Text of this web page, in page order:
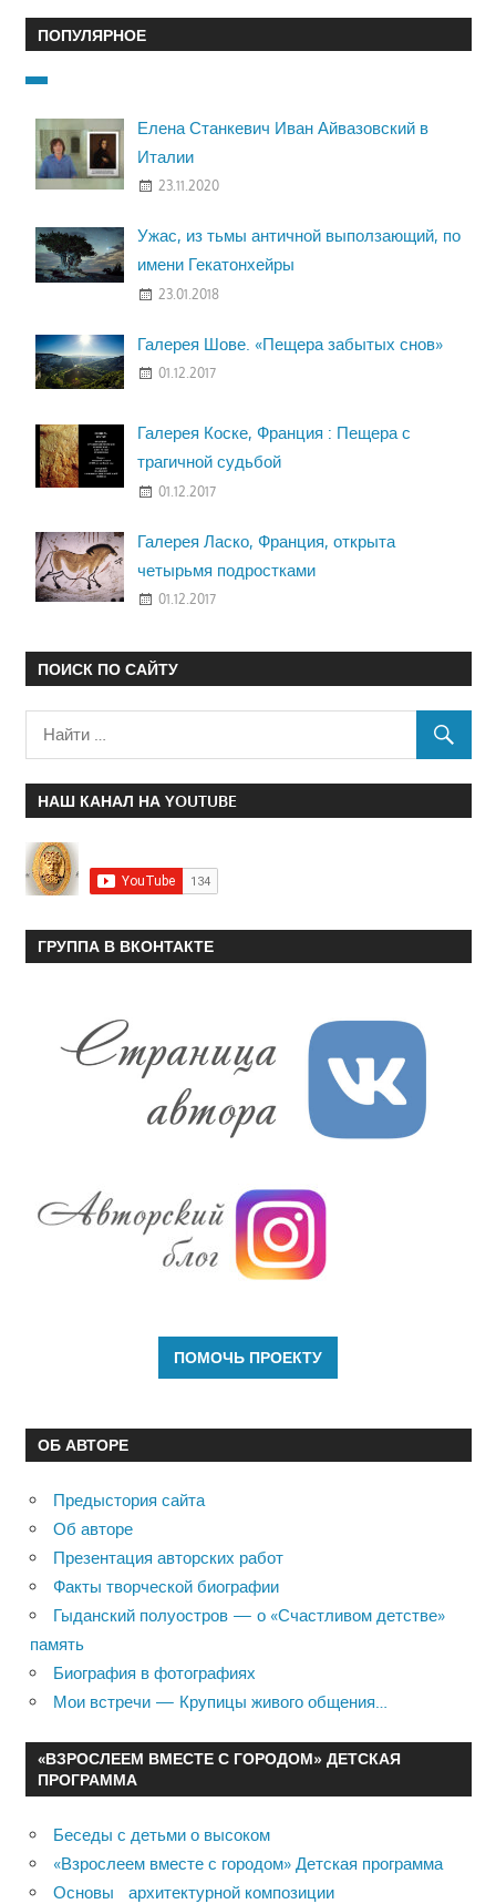
ПОПУЛЯРНОЕ
Елена Станкевич Иван Айвазовский в
Италии
23.11.2020
Ужас, из тьмы античной выползающий, по
имени Гекатонхейры
23.01.2018
Галерея Шове. «Пещера забытых снов»
01.12.2017
Галерея Коске, Франция : Пещера с
трагичной судьбой
01.12.2017
Галерея Ласко, Франция, открыта
четырьмя подростками
01.12.2017
ПОИСК ПО САЙТУ
НАШ КАНАЛ НА YOUTUBE
ГРУППА В ВКОНТАКТЕ
ОБ АВТОРЕ
Предыстория сайта
Об авторе
Презентация авторских работ
Факты творческой биографии
Гыданский полуостров — о «Счастливом детстве»
память
Биография в фотографиях
Мои встречи — Крупицы живого общения…
«ВЗРОСЛЕЕМ ВМЕСТЕ С ГОРОДОМ» ДЕТСКАЯ
ПРОГРАММА
Беседы с детьми о высоком
«Взрослеем вместе с городом» Детская программа
Основы архитектурной композиции